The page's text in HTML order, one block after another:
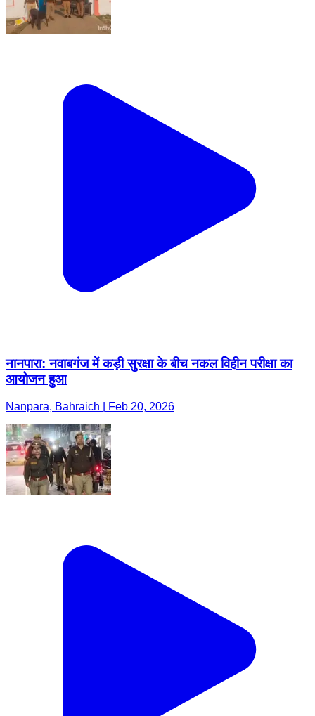
नानपारा: नवाबगंज में कड़ी सुरक्षा के बीच नकल विहीन परीक्षा का
आयोजन हुआ
Nanpara, Bahraich | Feb 20, 2026